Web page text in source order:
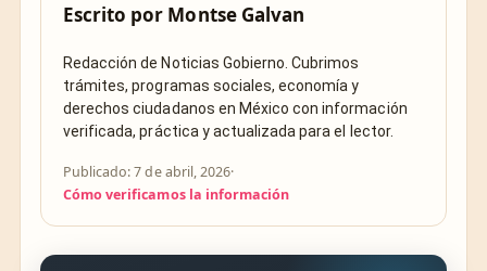
Escrito por Montse Galvan
Redacción de Noticias Gobierno. Cubrimos
trámites, programas sociales, economía y
derechos ciudadanos en México con información
verificada, práctica y actualizada para el lector.
Publicado: 7 de abril, 2026·
Cómo verificamos la información